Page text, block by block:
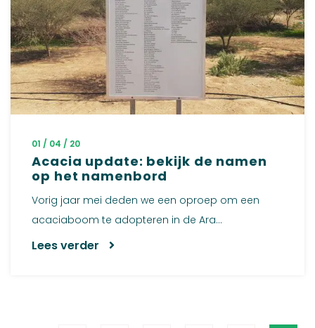
01 / 04 / 20
Acacia update: bekijk de namen
op het namenbord
Vorig jaar mei deden we een oproep om een
acaciaboom te adopteren in de Ara...
Lees verder